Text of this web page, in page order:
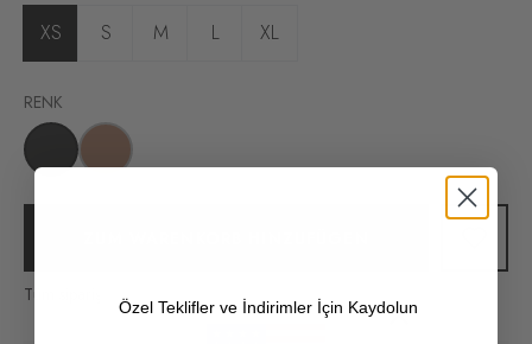
XS S M L XL
RENK
Tüm siparişlerinizde kargo ücretsiz!
Özel Teklifler ve İndirimler İçin Kaydolun